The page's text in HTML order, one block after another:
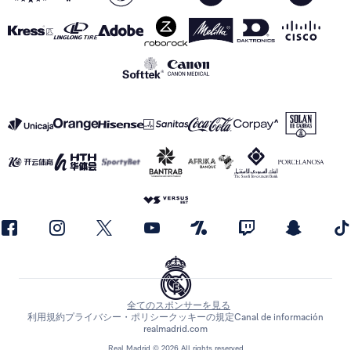
Real Madrid © 2026 All rights reserved
全てのスポンサーを見る
利用規約プライバシー・ポリシークッキーの規定Canal de información
realmadrid.com